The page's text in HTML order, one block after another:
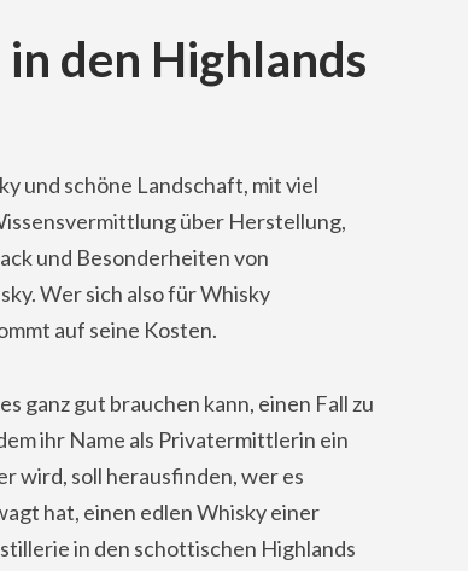
den Highlands
und schöne Landschaft, mit viel
über Herstellung,
und Besonderheiten von
Wer sich also für Whisky
auf seine Kosten.
ganz gut brauchen kann, einen Fall zu
ihr Name als Privatermittlerin ein
wird, soll herausfinden, wer es
hat, einen edlen Whisky einer
in den schottischen Highlands